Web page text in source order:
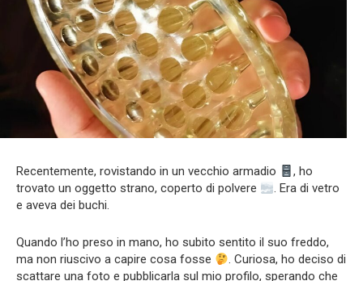
Recentemente, rovistando in un vecchio armadio
, ho
trovato un oggetto strano, coperto di polvere
. Era di vetro
e aveva dei buchi.
Quando l’ho preso in mano, ho subito sentito il suo freddo,
ma non riuscivo a capire cosa fosse
. Curiosa, ho deciso di
scattare una foto e pubblicarla sul mio profilo, sperando che